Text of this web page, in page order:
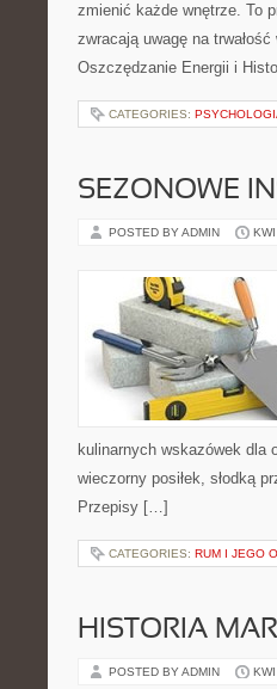
zmienić każde wnętrze. To
zwracają uwagę na
Oszczędzanie Energii i
CATEGORIES:
SEZONOWE
POSTED BY ADMIN
kulinarnych wskazówek dla
wieczorny posiłek, słodką
Przepisy […]
CATEGORIES: RUM I JEGO
HISTORIA
POSTED BY ADMIN